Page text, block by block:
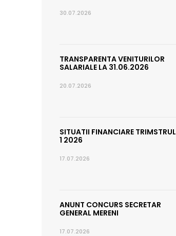
30.07.2026
TRANSPARENTA VENITURILOR
SALARIALE LA 31.06.2026
20.07.2026
SITUATII FINANCIARE TRIMSTRUL
1 2026
17.07.2026
ANUNT CONCURS SECRETAR
GENERAL MERENI
17.07.2026